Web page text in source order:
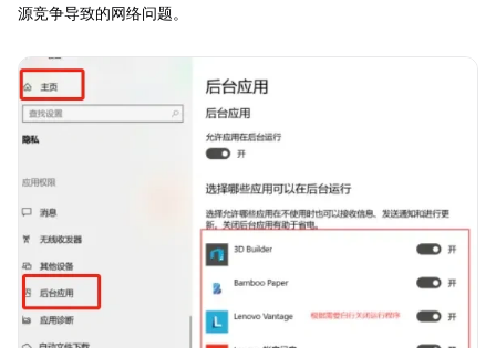
源竞争导致的网络问题。